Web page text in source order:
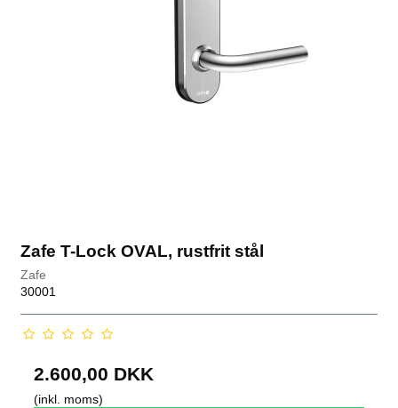
Zafe T-Lock OVAL, rustfrit stål
Zafe
30001
2.600,00 DKK
(inkl. moms)